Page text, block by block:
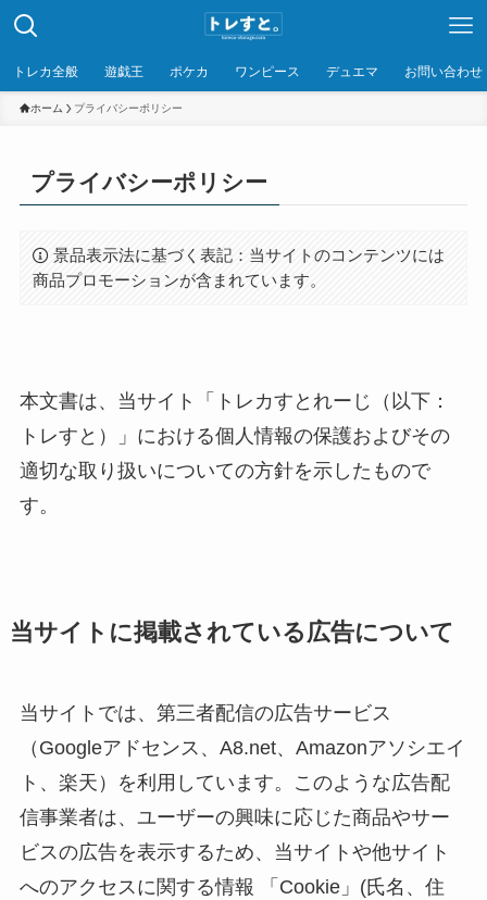
トレカ全般 遊戯王 ポケカ ワンピース デュエマ お問い合わせ
ホーム プライバシーポリシー
プライバシーポリシー
景品表示法に基づく表記：当サイトのコンテンツには
商品プロモーションが含まれています。
本文書は、当サイト「トレカすとれーじ（以下：
トレすと）」における個人情報の保護およびその
適切な取り扱いについての方針を示したもので
す。
当サイトに掲載されている広告について
当サイトでは、第三者配信の広告サービス
（Googleアドセンス、A8.net、Amazonアソシエイ
ト、楽天）を利用しています。このような広告配
信事業者は、ユーザーの興味に応じた商品やサー
ビスの広告を表示するため、当サイトや他サイト
へのアクセスに関する情報 「Cookie」(氏名、住